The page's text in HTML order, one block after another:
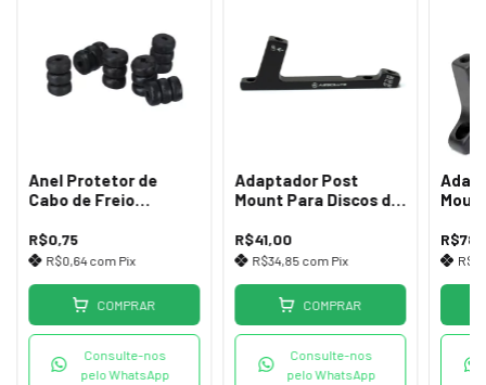
Anel Protetor de
Cabo de Freio
R$0,75
R$0,64com Pix
COMPRAR
Consulte-nos
pelo WhatsApp
Adaptador Post
Mount Para Discos de
R$41,00
R$34,85 com Pix
COMPRAR
Consulte-nos
pelo WhatsApp